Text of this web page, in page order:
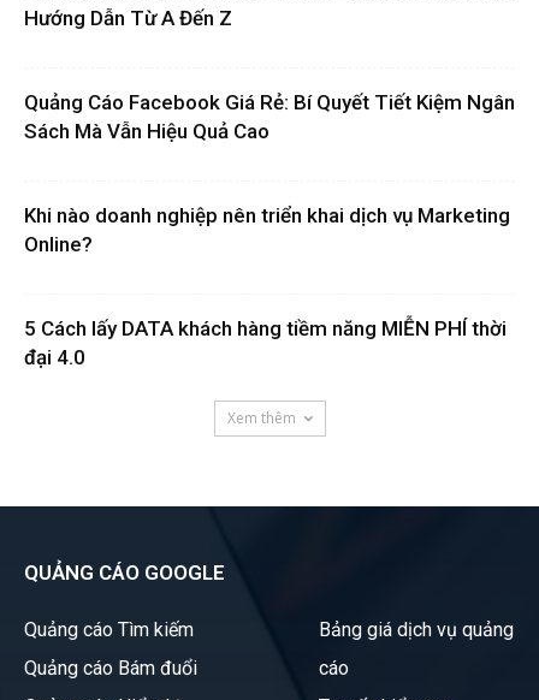
Hướng Dẫn Từ A Đến Z
Quảng Cáo Facebook Giá Rẻ: Bí Quyết Tiết Kiệm Ngân
Sách Mà Vẫn Hiệu Quả Cao
Khi nào doanh nghiệp nên triển khai dịch vụ Marketing
Online?
5 Cách lấy DATA khách hàng tiềm năng MIỄN PHÍ thời
đại 4.0
Xem thêm
QUẢNG CÁO GOOGLE
Quảng cáo Tìm kiếm
Quảng cáo Bám đuổi
Bảng giá dịch vụ quảng
cáo